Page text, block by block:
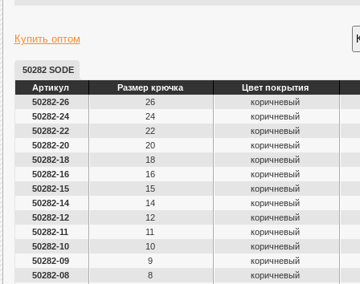
Купить оптом
50282 SODE
Артикул
Размер крючка
Цвет покрытия
50282-26
26
коричневый
50282-24
24
коричневый
50282-22
22
коричневый
50282-20
20
коричневый
50282-18
18
коричневый
50282-16
16
коричневый
50282-15
15
коричневый
50282-14
14
коричневый
50282-12
12
коричневый
50282-11
11
коричневый
50282-10
10
коричневый
50282-09
9
коричневый
50282-08
8
коричневый